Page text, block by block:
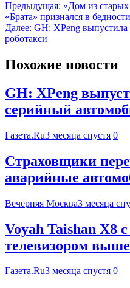
Предыдущая: «Дом из
«Брата» признался в бедности
Далее: GH: XPeng
роботакси
Похожие новости
GH: XPeng
серийный
Газета.Ru3 месяца спустя 0
Страховщики
аварийные
Вечерняя Москва3 месяца
Voyah Taishan X8
телевизором
Газета.Ru3 месяца спустя 0